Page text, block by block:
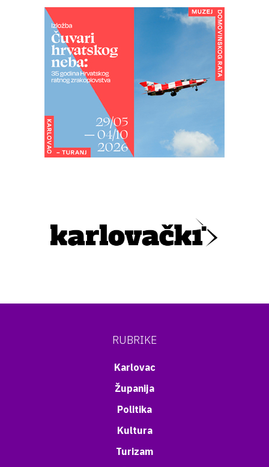
RUBRIKE
Karlovac
Županija
Politika
Kultura
Turizam